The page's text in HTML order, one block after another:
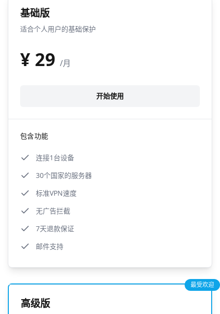
基础版
适合个人用户的基础保护
¥ 29 /月
开始使用
包含功能
连接1台设备
30个国家的服务器
标准VPN速度
无广告拦截
7天退款保证
邮件支持
最受欢迎
高级版